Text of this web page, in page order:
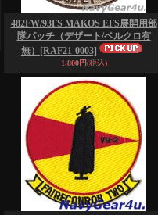
482FW/93FS MAKOS EFS展開用部
隊パッチ（デザート/ベルクロ有
無）
[RAF21-0003]
1,800円(税込)